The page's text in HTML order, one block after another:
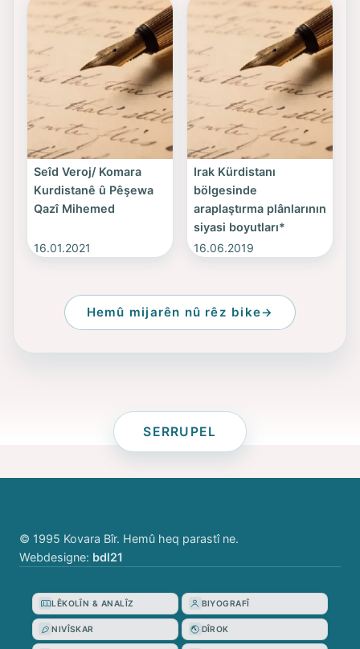
Seîd Veroj/ Komara
Kurdistanê û Pêşewa
Qazî Mihemed
16.01.2021
Irak Kürdistanı
bölgesinde
araplaştırma plânlarının
siyasi boyutları*
16.06.2019
Hemû mijarên nû rêz bike
SERRUPEL
© 1995 Kovara Bîr. Hemû heq parastî ne.
Webdesigne: bdl21
LÊKOLÎN & ANALÎZ BIYOGRAFÎ
NIVÎSKAR DÎROK